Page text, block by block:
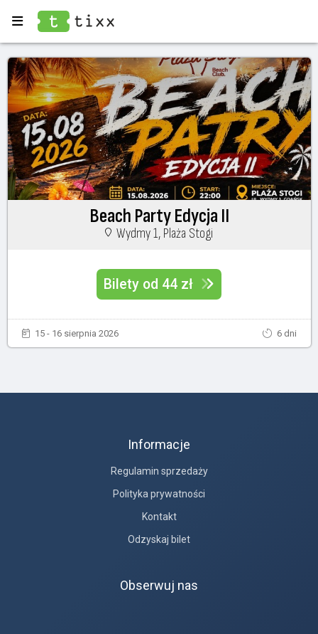
Beach Party Edycja II
Wydmy 1, Plaża Stogi
Bilety od 44 zł
15 - 16 sierpnia 2026 6 dni
Informacje
Regulamin sprzedaży
Polityka prywatności
Kontakt
Odzyskaj bilet
Obserwuj nas